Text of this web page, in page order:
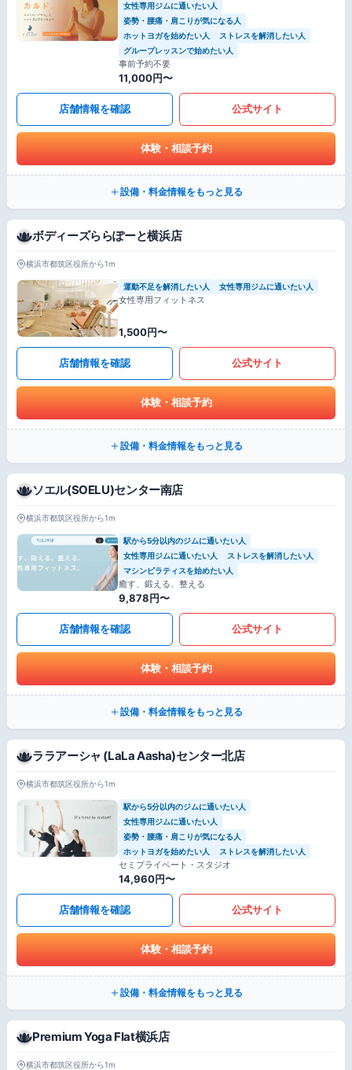
女性専用ジムに通いたい人
姿勢・腰痛・肩こりが気になる人
ホットヨガを始めたい人
ストレスを解消したい人
グループレッスンで始めたい人
事前予約不要
11,000円〜
店舗情報を確認 公式サイト
体験・相談予約
設備・料金情報をもっと見る
ボディーズららぽーと横浜店
横浜市都筑区役所から1m
運動不足を解消したい人 女性専用ジムに通いたい人
女性専用フィットネス
1,500円〜
店舗情報を確認 公式サイト
体験・相談予約
設備・料金情報をもっと見る
ソエル(SOELU)センター南店
横浜市都筑区役所から1m
駅から5分以内のジムに通いたい人
女性専用ジムに通いたい人
ストレスを解消したい人
マシンピラティスを始めたい人
癒す、鍛える、整える
9,878円〜
店舗情報を確認 公式サイト
体験・相談予約
設備・料金情報をもっと見る
ララアーシャ (LaLa Aasha)センター北店
横浜市都筑区役所から1m
駅から5分以内のジムに通いたい人
女性専用ジムに通いたい人
姿勢・腰痛・肩こりが気になる人
ホットヨガを始めたい人
ストレスを解消したい人
セミプライベート・スタジオ
14,960円〜
店舗情報を確認 公式サイト
体験・相談予約
設備・料金情報をもっと見る
Premium Yoga Flat横浜店
横浜市都筑区役所から1m